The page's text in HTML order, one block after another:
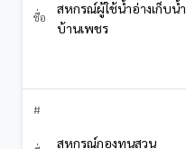
สหกรณ์ผู้ใช้น้ำอ่างเก็บน้ำ
บ้านเพชร
สหกรณ์กองทุนสวน